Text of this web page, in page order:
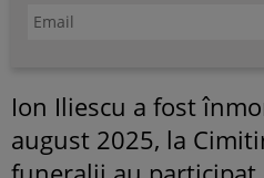
Ion Iliescu a fost
august 2025, la